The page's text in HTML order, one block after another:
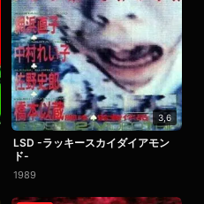
3,6
LSD -ラッキースカイダイアモン
ド-
1989